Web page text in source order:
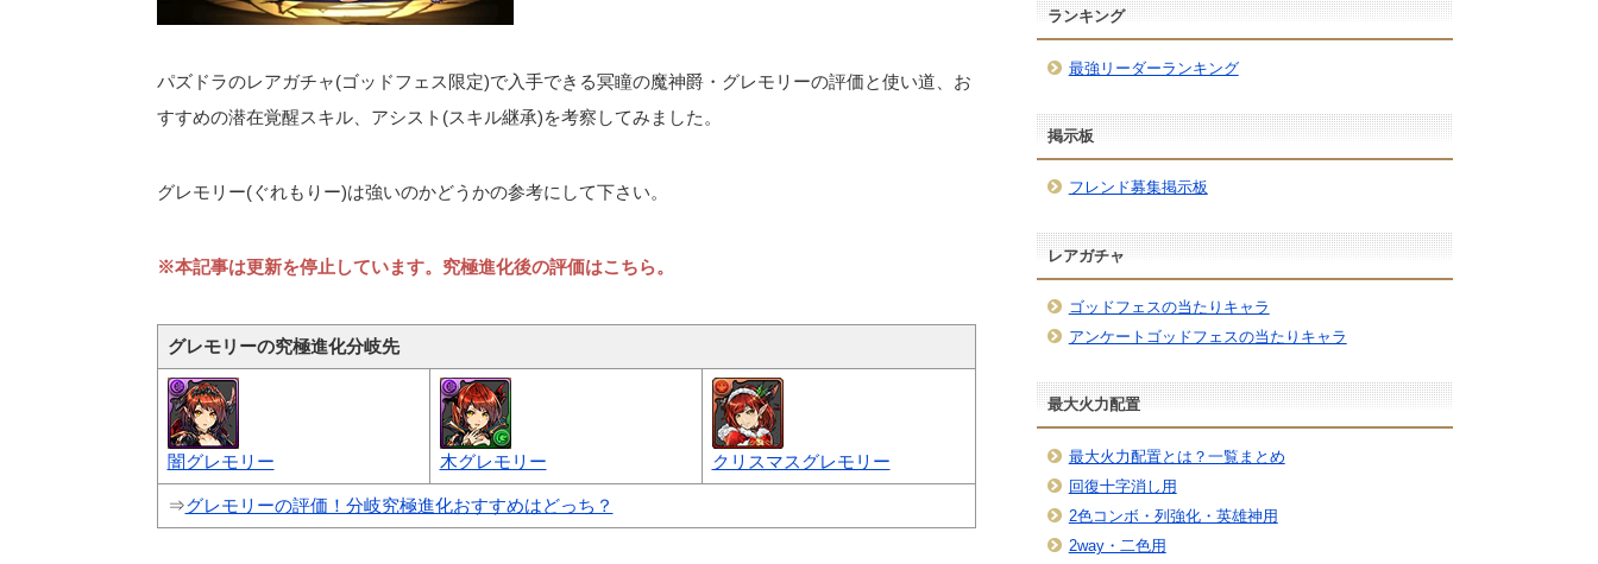
パズドラのレアガチャ(ゴッドフェス限定)で入手できる冥瞳の魔神爵・グレモリーの評価と使い道、お
すすめの潜在覚醒スキル、アシスト(スキル継承)を考察してみました。
グレモリー(ぐれもりー)は強いのかどうかの参考にして下さい。
※本記事は更新を停止しています。究極進化後の評価はこちら。
グレモリーの究極進化分岐先
闇グレモリー 木グレモリー クリスマスグレモリー
⇒グレモリーの評価！分岐究極進化おすすめはどっち？
ランキング
最強リーダーランキング
掲示板
フレンド募集掲示板
レアガチャ
ゴッドフェスの当たりキャラ
アンケートゴッドフェスの当たりキャラ
最大火力配置
最大火力配置とは？一覧まとめ
回復十字消し用
2色コンボ・列強化・英雄神用
2way・二色用